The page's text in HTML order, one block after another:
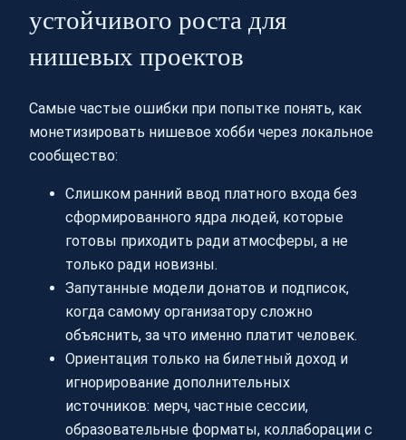
устойчивого роста для
нишевых проектов
Самые частые ошибки при попытке понять, как
монетизировать нишевое хобби через локальное
сообщество:
Слишком ранний ввод платного входа без
сформированного ядра людей, которые
готовы приходить ради атмосферы, а не
только ради новизны.
Запутанные модели донатов и подписок,
когда самому организатору сложно
объяснить, за что именно платит человек.
Ориентация только на билетный доход и
игнорирование дополнительных
источников: мерч, частные сессии,
образовательные форматы, коллаборации с